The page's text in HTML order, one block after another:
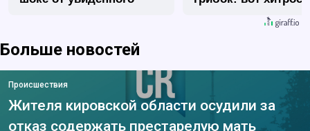
Больше новостей
Происшествия
Жителя кировской области осудили за
отказ содержать престарелую мать